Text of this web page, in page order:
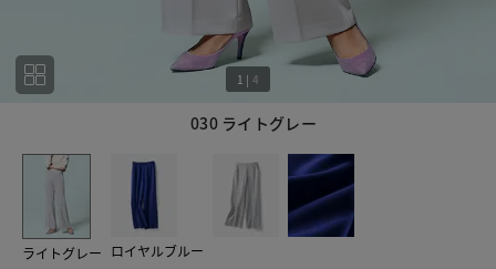
030 ライトグレー
1 | 4
ライトグレー ロイヤルブルー
1 4